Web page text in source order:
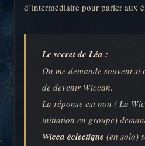
d’intermédiaire pour parler aux
Le secret de Léa :
On me demande souvent si
de devenir Wiccan.
La réponse est non ! La
initiation en groupe)
Wicca éclectique (en solo)